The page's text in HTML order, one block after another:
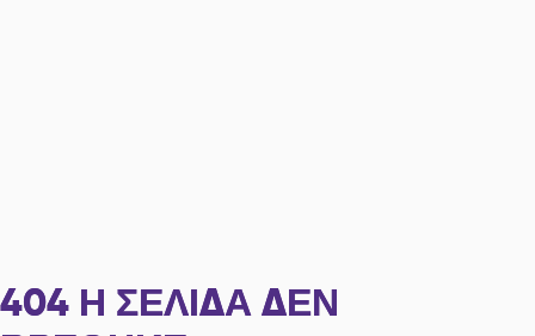
404 Η ΣΕΛΊΔΑ ΔΕΝ